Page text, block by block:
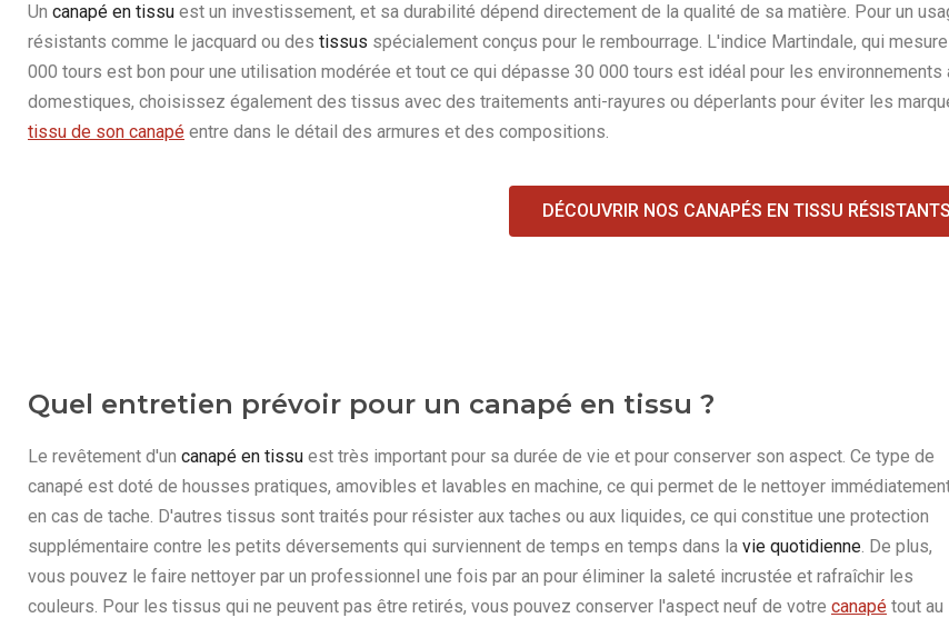
Un canapé en tissu est un investissement, et sa durabilité dépend directement de la qualité de sa matière. Pour un
résistants comme le jacquard ou des tissus spécialement conçus pour le rembourrage. L'indice Martindale, qui
000 tours est bon pour une utilisation modérée et tout ce qui dépasse 30 000 tours est idéal pour les
domestiques, choisissez également des tissus avec des traitements anti-rayures ou déperlants pour éviter les
tissu de son canapé entre dans le détail des armures et des compositions.
DÉCOUVRIR NOS CANAPÉS EN TISSU RÉSISTANTS
Quel entretien prévoir pour un canapé en tissu ?
Le revêtement d'un canapé en tissu est très important pour sa durée de vie et pour conserver son aspect. Ce type de
canapé est doté de housses pratiques, amovibles et lavables en machine, ce qui permet de le nettoyer
en cas de tache. D'autres tissus sont traités pour résister aux taches ou aux liquides, ce qui constitue une protection
supplémentaire contre les petits déversements qui surviennent de temps en temps dans la vie quotidienne. De plus,
vous pouvez le faire nettoyer par un professionnel une fois par an pour éliminer la saleté incrustée et rafraîchir les
couleurs. Pour les tissus qui ne peuvent pas être retirés, vous pouvez conserver l'aspect neuf de votre canapé tout au